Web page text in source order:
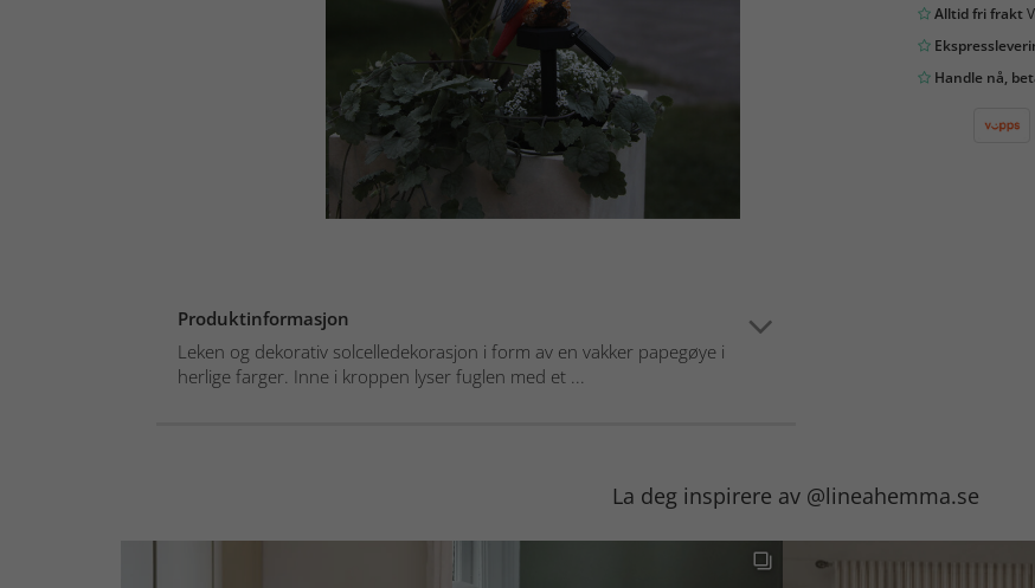
Produktinformasjon
Leken og dekorativ solcelledekorasjon i form av en vakker papegøye i
herlige farger. Inne i kroppen lyser fuglen med et ...
Alltid fri frakt
Handle nå,
La deg inspirere av @lineahemma.se